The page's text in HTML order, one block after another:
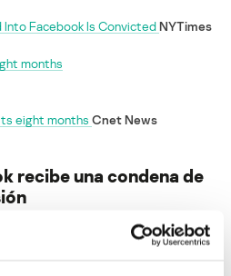
Facebook Is ConvictedNYTimes
months
eight months Cnet News
recibe una condena de
no será publicada.